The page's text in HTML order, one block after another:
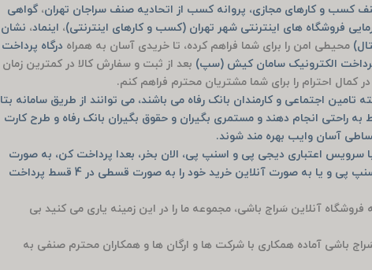
کسب و کارهای مجازی، پروانه کسب از اتحادیه صنف سراجان تهران،گواهی
فروشگاه های اینترنتی شهر تهران (کسب و کارهای اینترنتی)، اینماد، نشان
محیطی امن را برای شما فراهم کرده، تا خریدی آسان به همراه درگاه پرداخت
پرداخت الکترونیک سامان کیش (سپ) بعد از ثبت و سفارش کالا در کمترین زمان
کمال احترام را برای شما مشتریان محترم فراهم کنم.
تامین اجتماعی و کارمندان بانک رفاه می باشند، می توانند از طریق سامانه بتا
به راحتی انجام دهند و مستمری بگیران و حقوق بگیران بانک رفاه و طرح کارت
آسان وایب بهره مند شوند.
سرویس اعتباری دیجی پی و اسنپ پی، الان بخر، بعدا پرداخت کن، به صورت
خرید حضوری دیجی پی و اسنپ پی و یا به صورت آنلاین خرید خود را به صورت قسطی در 4 قسط پرداخت
فروشگاه آنلاین سَراج باشی، مجموعه ما را در این زمینه یاری می کنید بی
باشی آماده همکاری با شرکت ها و ارگان ها و همکاران محترم صنفی به